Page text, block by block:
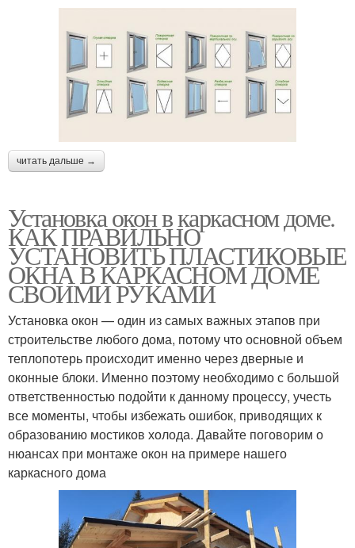
читать дальше →
Установка окон в каркасном доме.
КАК ПРАВИЛЬНО
УСТАНОВИТЬ ПЛАСТИКОВЫЕ
ОКНА В КАРКАСНОМ ДОМЕ
СВОИМИ РУКАМИ
Установка окон — один из самых важных этапов при
строительстве любого дома, потому что основной объем
теплопотерь происходит именно через дверные и
оконные блоки. Именно поэтому необходимо с большой
ответственностью подойти к данному процессу, учесть
все моменты, чтобы избежать ошибок, приводящих к
образованию мостиков холода. Давайте поговорим о
нюансах при монтаже окон на примере нашего
каркасного дома